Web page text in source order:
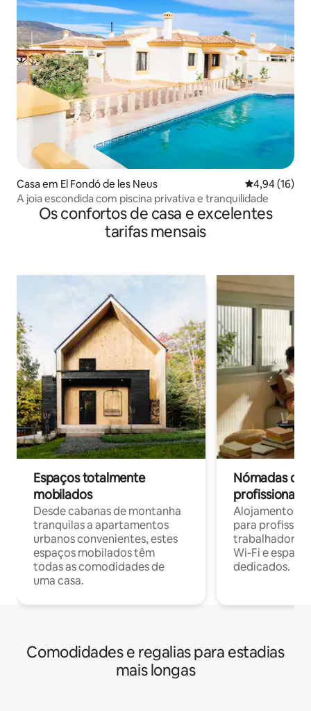
Casa em El Fondó de les Neus Classificação
4,94 (16)
A joia escondida com piscina privativa e tranquilidade
Os confortos de casa e excelentes
tarifas mensais
Espaços totalmente
mobilados
Desde cabanas de montanha
tranquilas a apartamentos
urbanos convenientes, estes
espaços mobilados têm
todas as comodidades de
uma casa.
Nómadas
profissionais
Alojamentos
para
trabalhadores
Wi-Fi e
dedicados.
Comodidades e regalias para estadias
mais longas